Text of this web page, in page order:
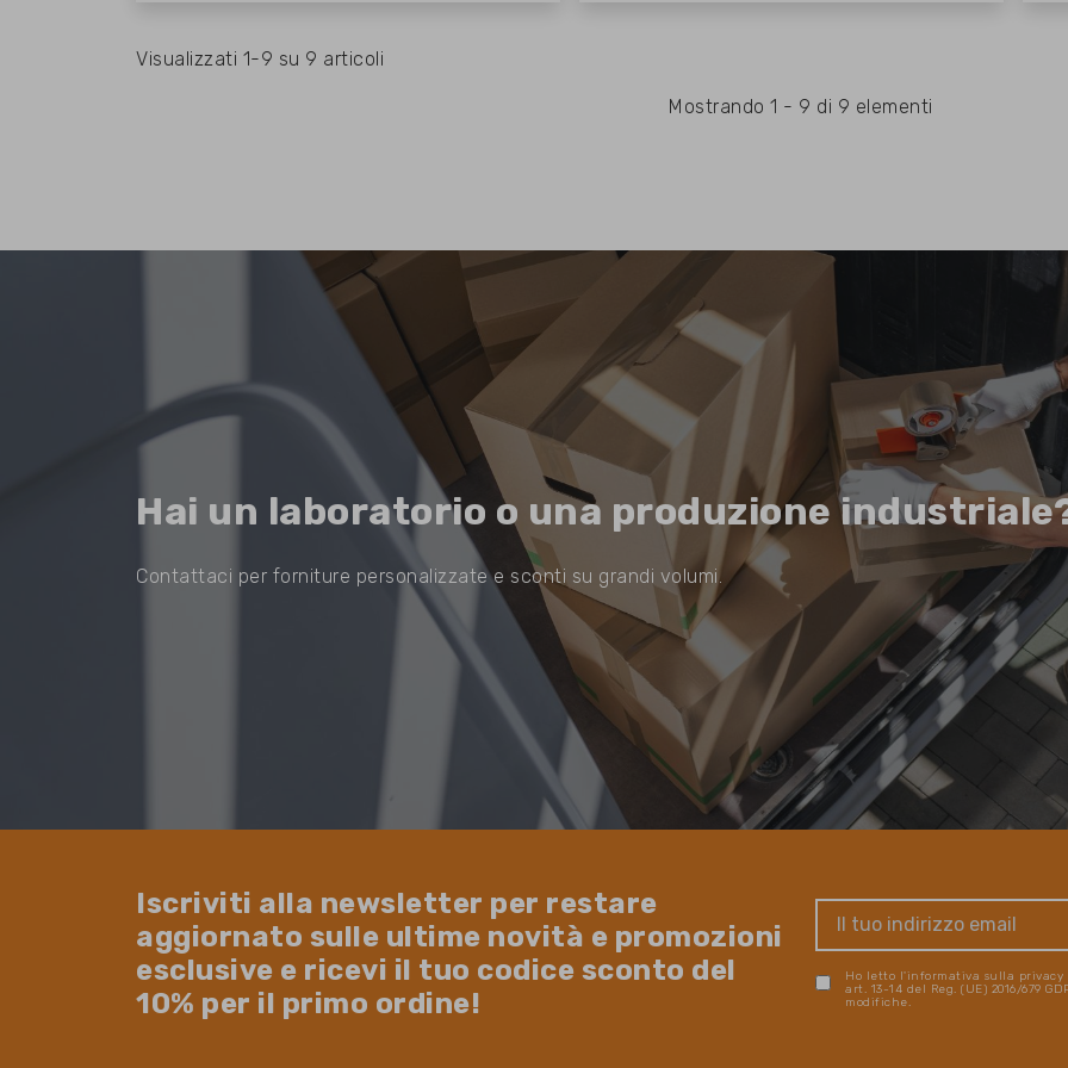
Visualizzati 1-9 su 9 articoli
Mostrando 1 - 9 di 9 elementi
Hai un laboratorio o una produzione
Contattaci per forniture personalizzate e sconti su grandi volumi.
Iscriviti alla newsletter per restare
aggiornato sulle ultime novità e promozioni
esclusive e ricevi il tuo codice sconto del
10% per il primo ordine!
Ho letto l'informativa sulla
art. 13-14 del Reg. (UE) 2016/679
modifiche.